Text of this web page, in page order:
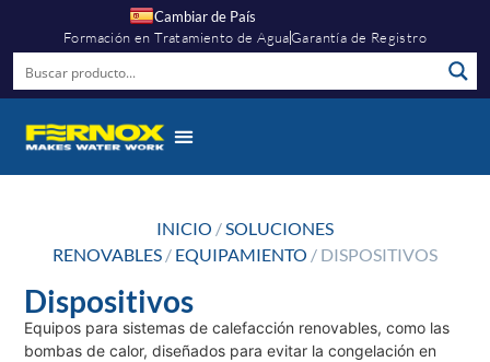
Cambiar de País
Formación en Tratamiento de AguaGarantía de Registro
INICIO / SOLUCIONES
RENOVABLES / EQUIPAMIENTO / DISPOSITIVOS
Dispositivos
Equipos para sistemas de calefacción renovables, como las
bombas de calor, diseñados para evitar la congelación en